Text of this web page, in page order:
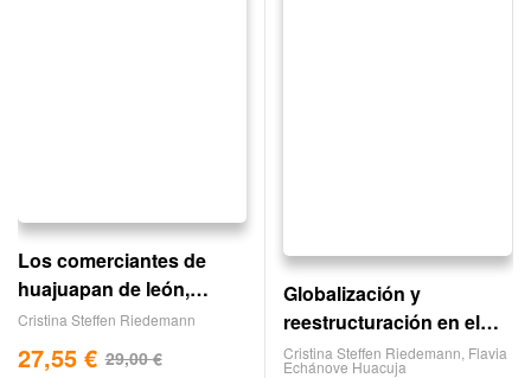
Los comerciantes de
huajuapan de león,
oaxaca
Cristina Steffen Riedemann
29,00€
27,55 €
Globalización y
reestructuración en el
agro mexicano
Cristina Steffen Riedemann Flavia
Echánove Huacuja